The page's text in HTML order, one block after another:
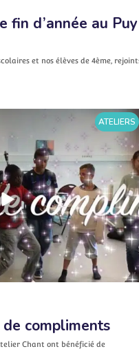
fin d’année au Puy
et nos élèves de 4ème,
ATELIERS
compliments
Chant ont bénéficié de